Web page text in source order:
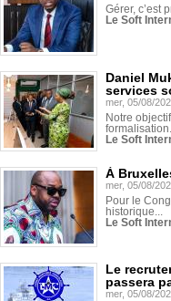
Gérer, c’est
Le Soft
Daniel
services
mer, 05/08/
Notre
formalisation.
Le Soft
À
mer, 05/08/
Pour le
historique...
Le Soft
Le
passera
mer, 05/08/